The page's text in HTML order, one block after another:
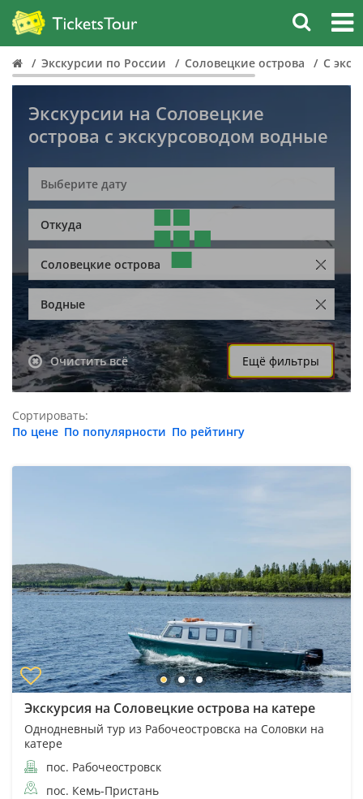
Экскурсии по России Соловецкие острова С
Экскурсии на Соловецкие
острова с экскурсоводом водные
Откуда
Соловецкие острова
Водные
Очистить всё Ещё фильтры
Сортировать:
По цене По популярности По рейтингу
Экскурсия на Соловецкие острова на катере
Однодневный тур из Рабочеостровска на Соловки на
катере
пос. Рабочеостровск
пос. Кемь-Пристань